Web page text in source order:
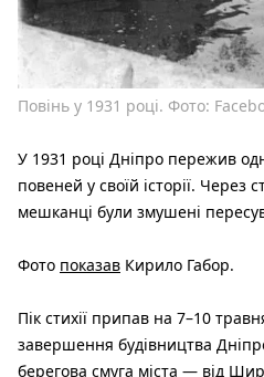
Повінь у 1931 році. Фото:
У 1931 році Дніпро пережив
повеней у своїй історії. Через
мешканці були змушені
Фото показав Кирило Габор.
Пік стихії припав на 7–10
завершення будівництва
берегова смуга міста — від